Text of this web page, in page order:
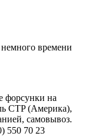
времени
форсунки на
CTP (Америка),
самовывоз.
550 70 23